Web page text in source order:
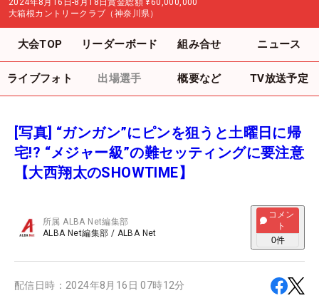
2024年8月16日-8月18日賞金総額 ¥60,000,000
大箱根カントリークラブ（神奈川県）
大会TOP リーダーボード 組み合せ ニュース
ライブフォト 出場選手 概要など TV放送予定
[写真] “ガンガン”にピンを狙うと土曜日に帰
宅!? “メジャー級”の難セッティングに要注意
【大西翔太のSHOWTIME】
所属ALBA Net編集部
ALBA Net編集部 / ALBA Net
コメン
ト
0件
配信日時： 2024年8月16日 07時12分